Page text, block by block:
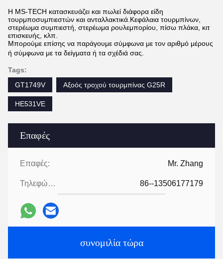
Επαφές
Επαφές: Mr. Zhang
Τηλεφώνημα: 86--13506177179
συνομιλία τώρα
Η MS-TECH κατασκευάζει και πωλεί διάφορα είδη
τουρμποσυμπιεστών και ανταλλακτικά.Κεφάλαια τουρμπίνων,
στερέωμα συμπιεστή, στερέωμα ρουλεμπορίου, πίσω πλάκα, κιτ
επισκευής, κλπ.
Μπορούμε επίσης να παράγουμε σύμφωνα με τον αριθμό μέρους
ή σύμφωνα με τα δείγματα ή τα σχέδιά σας.
Tags:
GT1749V
Αξοός τροχού τουρμπίνας G25R
HE531VE